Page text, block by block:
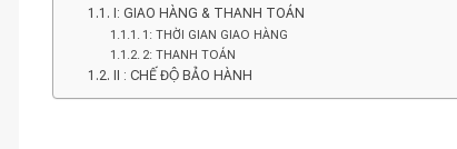
I: GIAO HÀNG & THANH TOÁN
1: THỜI GIAN GIAO HÀNG
2: THANH TOÁN
II : CHẾ ĐỘ BẢO HÀNH